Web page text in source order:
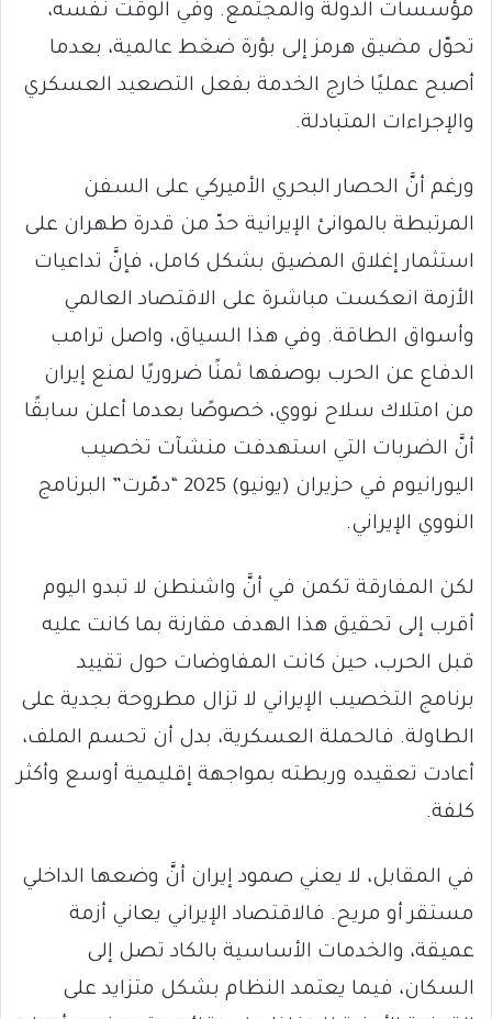
مؤسسات الدولة والمجتمع. وفي الوقت نفسه،
تحوّل مضيق هرمز إلى بؤرة ضغط عالمية، بعدما
أصبح عمليًا خارج الخدمة بفعل التصعيد العسكري
والإجراءات المتبادلة.
ورغم أنَّ الحصار البحري الأميركي على السفن
المرتبطة بالموانئ الإيرانية حدّ من قدرة طهران على
استثمار إغلاق المضيق بشكل كامل، فإنَّ تداعيات
الأزمة انعكست مباشرة على الاقتصاد العالمي
وأسواق الطاقة. وفي هذا السياق، واصل ترامب
الدفاع عن الحرب بوصفها ثمنًا ضروريًا لمنع إيران
من امتلاك سلاح نووي، خصوصًا بعدما أعلن سابقًا
أنَّ الضربات التي استهدفت منشآت تخصيب
اليورانيوم في حزيران (يونيو) 2025 “دمّرت” البرنامج
النووي الإيراني.
لكن المفارقة تكمن في أنَّ واشنطن لا تبدو اليوم
أقرب إلى تحقيق هذا الهدف مقارنة بما كانت عليه
قبل الحرب، حين كانت المفاوضات حول تقييد
برنامج التخصيب الإيراني لا تزال مطروحة بجدية على
الطاولة. فالحملة العسكرية، بدل أن تحسم الملف،
أعادت تعقيده وربطته بمواجهة إقليمية أوسع وأكثر
كلفة.
في المقابل، لا يعني صمود إيران أنَّ وضعها الداخلي
مستقر أو مريح. فالاقتصاد الإيراني يعاني أزمة
عميقة، والخدمات الأساسية بالكاد تصل إلى
السكان، فيما يعتمد النظام بشكل متزايد على